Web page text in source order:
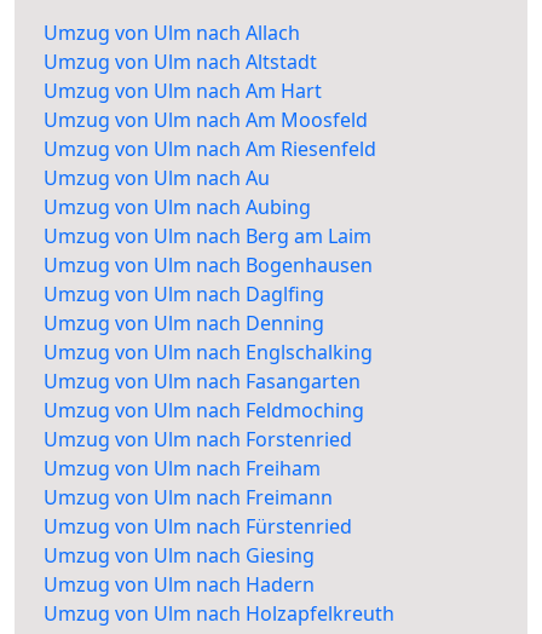
Umzug von Ulm nach Allach
Umzug von Ulm nach Altstadt
Umzug von Ulm nach Am Hart
Umzug von Ulm nach Am Moosfeld
Umzug von Ulm nach Am Riesenfeld
Umzug von Ulm nach Au
Umzug von Ulm nach Aubing
Umzug von Ulm nach Berg am Laim
Umzug von Ulm nach Bogenhausen
Umzug von Ulm nach Daglfing
Umzug von Ulm nach Denning
Umzug von Ulm nach Englschalking
Umzug von Ulm nach Fasangarten
Umzug von Ulm nach Feldmoching
Umzug von Ulm nach Forstenried
Umzug von Ulm nach Freiham
Umzug von Ulm nach Freimann
Umzug von Ulm nach Fürstenried
Umzug von Ulm nach Giesing
Umzug von Ulm nach Hadern
Umzug von Ulm nach Holzapfelkreuth